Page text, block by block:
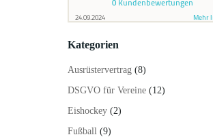
Kategorien
Ausrüstervertrag (8)
DSGVO für Vereine (12)
Eishockey (2)
Fußball (9)